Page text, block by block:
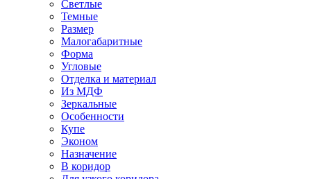
Светлые
Темные
Размер
Малогабаритные
Форма
Угловые
Отделка и материал
Из МДФ
Зеркальные
Особенности
Купе
Эконом
Назначение
В коридор